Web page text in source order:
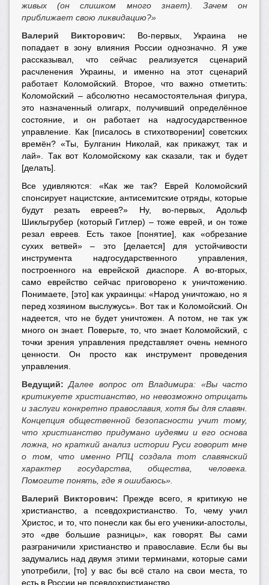
живых (он слишком много знает). Зачем он
приближает свою ликвидацию?»
Валерий Викторович: Во-первых, Украина не
попадает в зону влияния России однозначно. Я уже
рассказывал, что сейчас реализуется сценарий
расчленения Украины, и именно на этот сценарий
работает Коломойский. Второе, что важно отметить:
Коломойский – абсолютно несамостоятельная фигура,
это назначенный олигарх, получивший определённое
состояние, и он работает на надгосударственное
управление. Как [писалось в стихотворении] советских
времён? «Ты, Булганин Николай, как прикажут, так и
лай». Так вот Коломойскому как сказали, так и будет
[делать].
Все удивляются: «Как же так? Еврей Коломойский
спонсирует нацистские, антисемитские отряды, которые
будут резать евреев?» Ну, во-первых, Адольф
Шикльгрубер (который Гитлер) – тоже еврей, и он тоже
резал евреев. Есть такое [понятие], как «обрезание
сухих ветвей» – это [делается] для устойчивости
инструмента надгосударственного управления,
построенного на еврейской диаспоре. А во-вторых,
само еврейство сейчас приговорено к уничтожению.
Понимаете, [это] как украинцы: «Народ уничтожаю, но я
перед хозяином выслужусь». Вот так и Коломойский. Он
надеется, что не будет уничтожен. А потом, не так уж
много он знает. Поверьте, то, что знает Коломойский, с
точки зрения управления представляет очень немного
ценности. Он просто как инструмент проведения
управления.
Ведущий: Далее вопрос от Владимира: «Вы часто
критикуете христианство, но невозможно отрицать
и заслуги конкретно православия, хотя бы для славян.
Концепция общественной безопасности учит тому,
что христианство придумано иудеями и его основа
ложна, но краткий анализ истории Руси говорит мне
о том, что именно РПЦ создала тот славянский
характер государства, общества, человека.
Помогите понять, где я ошибаюсь».
Валерий Викторович: Прежде всего, я критикую не
христианство, а псевдохристианство. То, чему учил
Христос, и то, что понесли как бы его ученики-апостолы,
это «две большие разницы», как говорят. Вы сами
разграничили христианство и православие. Если бы вы
задумались над двумя этими терминами, которые сами
употребили, [то] у вас бы всё стало на свои места, то
есть в России не псевдохристианство.